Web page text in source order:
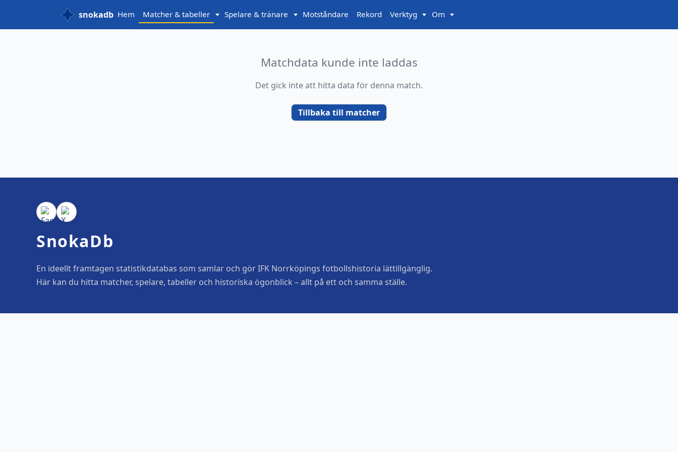
snokadb Hem Matcher & tabeller Spelare & tränare Motståndare Rekord Verktyg Om
Matchdata kunde inte laddas
Det gick inte att hitta data för denna match.
Tillbaka till matcher
SnokaDb
En ideellt framtagen statistikdatabas som samlar och gör IFK Norrköpings fotbollshistoria lättillgänglig.
Här kan du hitta matcher, spelare, tabeller och historiska ögonblick – allt på ett och samma ställe.